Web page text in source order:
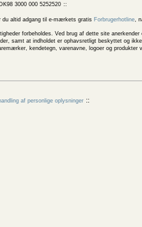
3000 000 5252520
altid adgang til e-mærkets gratis Forbrugerhotline,
forbeholdes. Ved brug af dette site
samt at indholdet er ophavsretligt beskyttet og
kendetegn, varenavne, logoer og
af personlige oplysninger